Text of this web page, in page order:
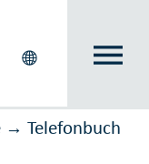
→ Telefonbuch